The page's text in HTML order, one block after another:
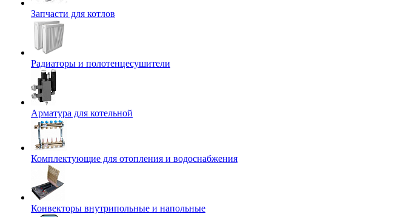
Запчасти для котлов
Радиаторы и полотенцесушители
Арматура для котельной
Комплектующие для отопления и водоснабжения
Конвекторы внутрипольные и напольные